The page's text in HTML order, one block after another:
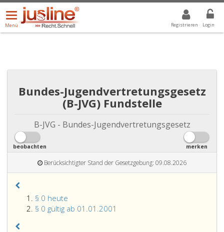
Registrieren Login
Menü
öffnen/schließen
Menü
ALLE DROPDOWN: GEWÄHLTER WERT IST ALLE
Bundes-Jugendvertretungsgesetz
(B-JVG) Fundstelle
B-JVG - Bundes-Jugendvertretungsgesetz
beobachten merken
Berücksichtigter Stand der Gesetzgebung: 09.08.2026
§ 0 heute
§ 0 gültig ab 01.01.2001